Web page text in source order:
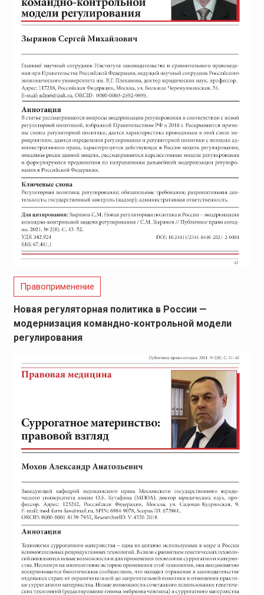
Правоприменение
Новая регуляторная политика в России —
модернизация командно-контрольной модели
регулирования